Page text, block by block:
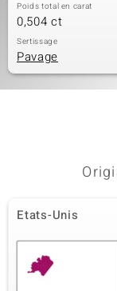
Poids total en carat
0,504 ct
Sertissage
Pavage
Etats-Unis